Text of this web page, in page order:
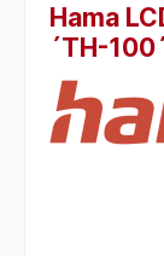
Hama
´TH-
Bildergalerie